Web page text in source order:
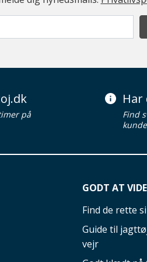
på
Har
Find
GODT AT VIDE
Find de rette
Guide til
vejr